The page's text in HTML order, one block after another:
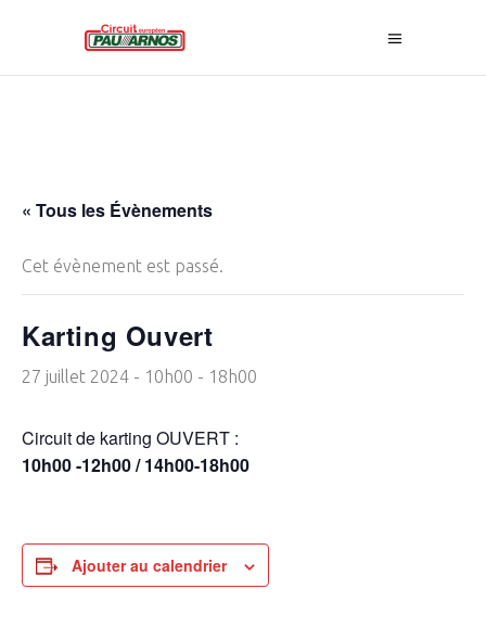
« Tous les Évènements
Cet évènement est passé.
Karting Ouvert
27 juillet 2024 - 10h00 - 18h00
Circuit de karting OUVERT :
10h00 -12h00 / 14h00-18h00
Ajouter au calendrier